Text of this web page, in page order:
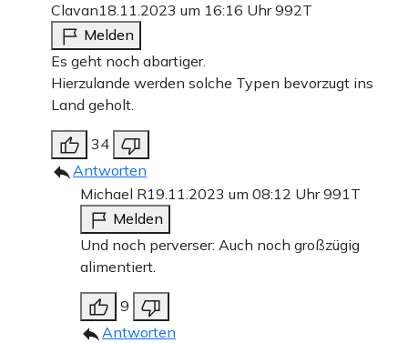
Clavan18.11.2023 um 16:16 Uhr992T
Melden
Es geht noch abartiger.
Hierzulande werden solche Typen bevorzugt ins
Land geholt.
34
Antworten
Michael R19.11.2023 um 08:12 Uhr991T
Melden
Und noch perverser: Auch noch großzügig
alimentiert.
9
Antworten